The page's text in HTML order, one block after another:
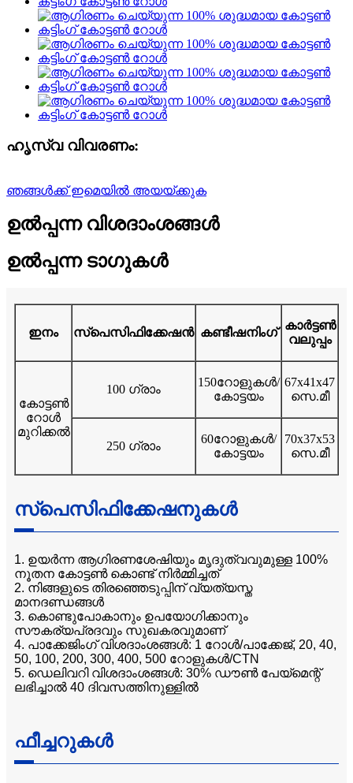
ഹൃസ്വ വിവരണം:
ഞങ്ങൾക്ക് ഇമെയിൽ അയയ്ക്കുക
ഉൽപ്പന്ന വിശദാംശങ്ങൾ
ഉൽപ്പന്ന ടാഗുകൾ
ഇനം സ്പെസിഫിക്കേഷൻ കണ്ടീഷനിംഗ്
കാർട്ടൺ
വലുപ്പം
കോട്ടൺ
റോൾ
മുറിക്കൽ
100 ഗ്രാം
150റോളുകൾ/
കോട്ടയം
67x41x47
സെ.മീ
250 ഗ്രാം
60റോളുകൾ/
കോട്ടയം
70x37x53
സെ.മീ
സ്പെസിഫിക്കേഷനുകൾ
1. ഉയർന്ന ആഗിരണശേഷിയും മൃദുത്വവുമുള്ള 100%
നൂതന കോട്ടൺ കൊണ്ട് നിർമ്മിച്ചത്
2. നിങ്ങളുടെ തിരഞ്ഞെടുപ്പിന് വ്യത്യസ്ത
മാനദണ്ഡങ്ങൾ
3. കൊണ്ടുപോകാനും ഉപയോഗിക്കാനും
സൗകര്യപ്രദവും സുഖകരവുമാണ്
4. പാക്കേജിംഗ് വിശദാംശങ്ങൾ: 1 റോൾ/പാക്കേജ്, 20, 40,
50, 100, 200, 300, 400, 500 റോളുകൾ/CTN
5. ഡെലിവറി വിശദാംശങ്ങൾ: 30% ഡൗൺ പേയ്‌മെന്റ്
ലഭിച്ചാൽ 40 ദിവസത്തിനുള്ളിൽ
ഫീച്ചറുകൾ